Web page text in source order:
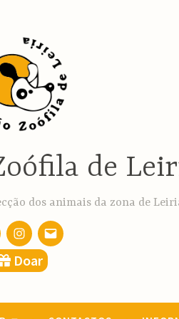
de
dos animais da zona de
Instagram
email
Doar